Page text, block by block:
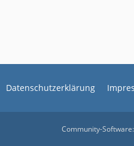
Datenschutzerklärung
Community-Software: